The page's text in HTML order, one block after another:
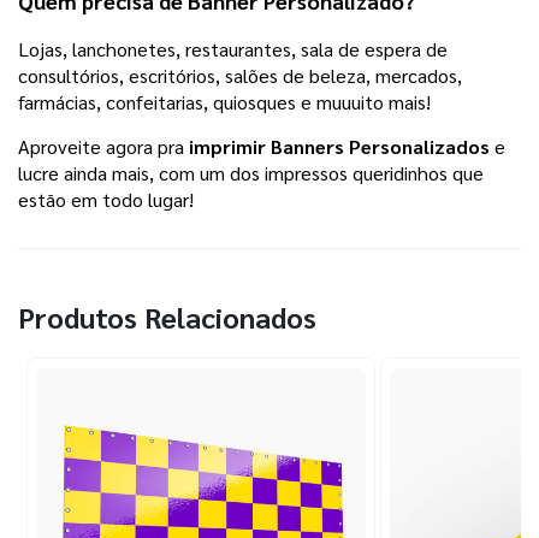
Lojas, lanchonetes, restaurantes, sala de espera de
consultórios, escritórios, salões de beleza, mercados,
farmácias, confeitarias, quiosques e muuuito mais!
Aproveite agora pra imprimir Banners Personalizados e
lucre ainda mais, com um dos impressos queridinhos que
estão em todo lugar!
Produtos Relacionados